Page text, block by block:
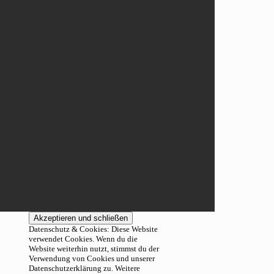
Datenschutz & Cookies: Diese Website
verwendet Cookies. Wenn du die
Website weiterhin nutzt, stimmst du der
Verwendung von Cookies und unserer
Datenschutzerklärung zu. Weitere